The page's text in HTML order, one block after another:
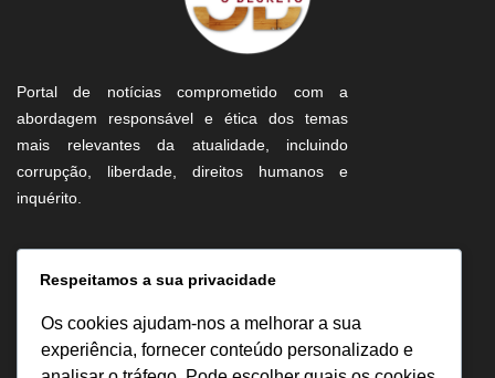
Portal de notícias comprometido com a
abordagem responsável e ética dos temas
mais relevantes da atualidade, incluindo
corrupção, liberdade, direitos humanos e
inquérito.
Informação
Sobre Nós
Estatuto Editorial
Respeitamos a sua privacidade
Os cookies ajudam-nos a melhorar a sua
experiência, fornecer conteúdo personalizado e